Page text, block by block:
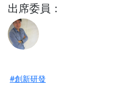
出席委員：
#創新研發